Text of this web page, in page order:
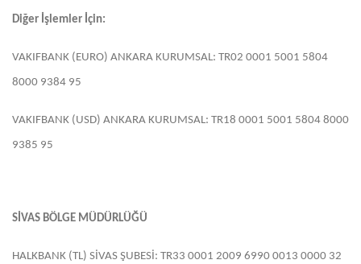
Diğer İşlemler İçin:
VAKIFBANK (EURO) ANKARA KURUMSAL: TR02 0001 5001 5804
8000 9384 95
VAKIFBANK (USD) ANKARA KURUMSAL: TR18 0001 5001 5804 8000
9385 95
SİVAS BÖLGE MÜDÜRLÜĞÜ
HALKBANK (TL) SİVAS ŞUBESİ: TR33 0001 2009 6990 0013 0000 32